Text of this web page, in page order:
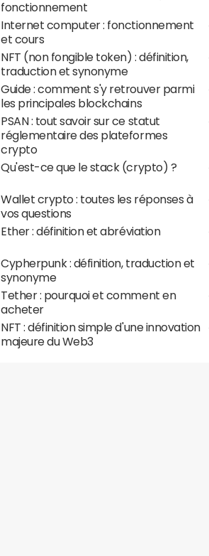
fonctionnement
Internet computer : fonctionnement
et cours
NFT (non fongible token) : définition,
traduction et synonyme
Guide : comment s'y retrouver parmi
les principales blockchains
PSAN : tout savoir sur ce statut
réglementaire des plateformes
crypto
Qu'est-ce que le stack (crypto) ?
Wallet crypto : toutes les réponses à
vos questions
Ether : définition et abréviation
Cypherpunk : définition, traduction et
synonyme
Tether : pourquoi et comment en
acheter
NFT : définition simple d'une innovation
majeure du Web3